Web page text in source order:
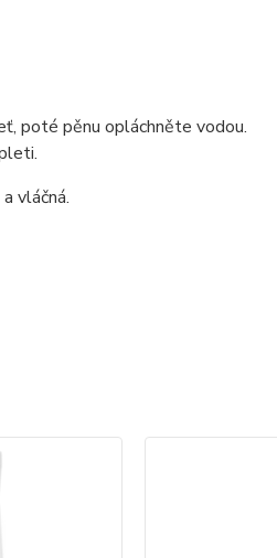
poté pěnu opláchněte vodou.
vláčná.